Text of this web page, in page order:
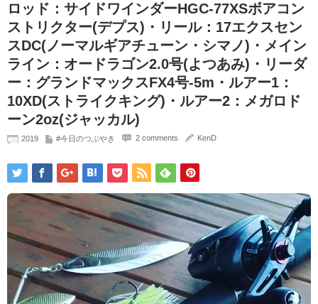
ロッド：サイドワインダーHGC-77XSボアコン
ストリクター(デプス)・リール：17エクスセン
スDC(ノーマルギアチューン・シマノ)・メイン
ライン：オードラゴン2.0号(よつあみ)・リーダ
ー：グランドマックスFX4号-5m・ルアー1：
10XD(ストライクキング)・ルアー2：メガロド
ーン2oz(ジャッカル)
2019 #今日のつぶやき 2 comments KenD